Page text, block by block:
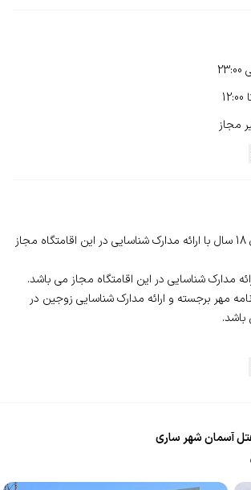
23:00
12:00
مجاز
اقامت خانم تنها بالای 18 سال با ارائه مدارک شناسایی در این اقامتگاه مجاز
مهر برجسته و ارائه مدارک شناسایی زوجین در
آسمان شهر ساری